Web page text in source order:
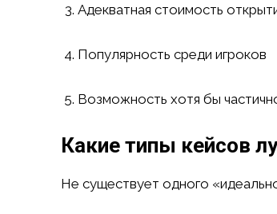
Адекватная стоимость
Популярность среди игроков
Возможность хотя бы
Какие типы кейсов
Не существует одного